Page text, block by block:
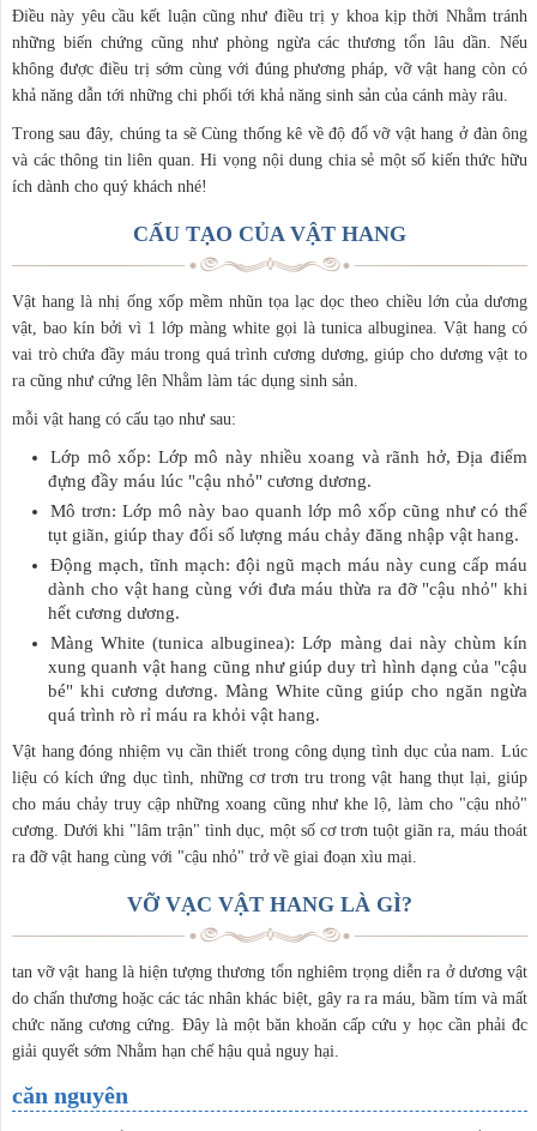
Điều này yêu cầu kết luận cũng như điều trị y khoa kịp thời Nhằm tránh
những biến chứng cũng như phòng ngừa các thương tổn lâu dần. Nếu
không được điều trị sớm cùng với đúng phương pháp, vỡ vật hang còn có
khả năng dẫn tới những chi phối tới khả năng sinh sản của cánh mày râu.
Trong sau đây, chúng ta sẽ Cùng thống kê về độ đổ vỡ vật hang ở đàn ông
và các thông tin liên quan. Hi vọng nội dung chia sẻ một số kiến thức hữu
ích dành cho quý khách nhé!
CẤU TẠO CỦA VẬT HANG
Vật hang là nhị ống xốp mềm nhũn tọa lạc dọc theo chiều lớn của dương
vật, bao kín bởi vì 1 lớp màng white gọi là tunica albuginea. Vật hang có
vai trò chứa đầy máu trong quá trình cương dương, giúp cho dương vật to
ra cũng như cứng lên Nhằm làm tác dụng sinh sản.
mỗi vật hang có cấu tạo như sau:
Lớp mô xốp: Lớp mô này nhiều xoang và rãnh hở, Địa điểm
đựng đầy máu lúc "cậu nhỏ" cương dương.
Mô trơn: Lớp mô này bao quanh lớp mô xốp cũng như có thể
tụt giãn, giúp thay đổi số lượng máu chảy đăng nhập vật hang.
Động mạch, tĩnh mạch: đội ngũ mạch máu này cung cấp máu
dành cho vật hang cùng với đưa máu thừa ra đỡ "cậu nhỏ" khi
hết cương dương.
Màng White (tunica albuginea): Lớp màng dai này chùm kín
xung quanh vật hang cũng như giúp duy trì hình dạng của "cậu
bé" khi cương dương. Màng White cũng giúp cho ngăn ngừa
quá trình rò rỉ máu ra khỏi vật hang.
Vật hang đóng nhiệm vụ cần thiết trong công dụng tình dục của nam. Lúc
liệu có kích ứng dục tình, những cơ trơn tru trong vật hang thụt lại, giúp
cho máu chảy truy cập những xoang cũng như khe lộ, làm cho "cậu nhỏ"
cương. Dưới khi "lâm trận" tình dục, một số cơ trơn tuột giãn ra, máu thoát
ra đỡ vật hang cùng với "cậu nhỏ" trở về giai đoạn xìu mại.
VỠ VẠC VẬT HANG LÀ GÌ?
tan vỡ vật hang là hiện tượng thương tổn nghiêm trọng diễn ra ở dương vật
do chấn thương hoặc các tác nhân khác biệt, gây ra ra máu, bầm tím và mất
chức năng cương cứng. Đây là một băn khoăn cấp cứu y học cần phải đc
giải quyết sớm Nhằm hạn chế hậu quả nguy hại.
căn nguyên